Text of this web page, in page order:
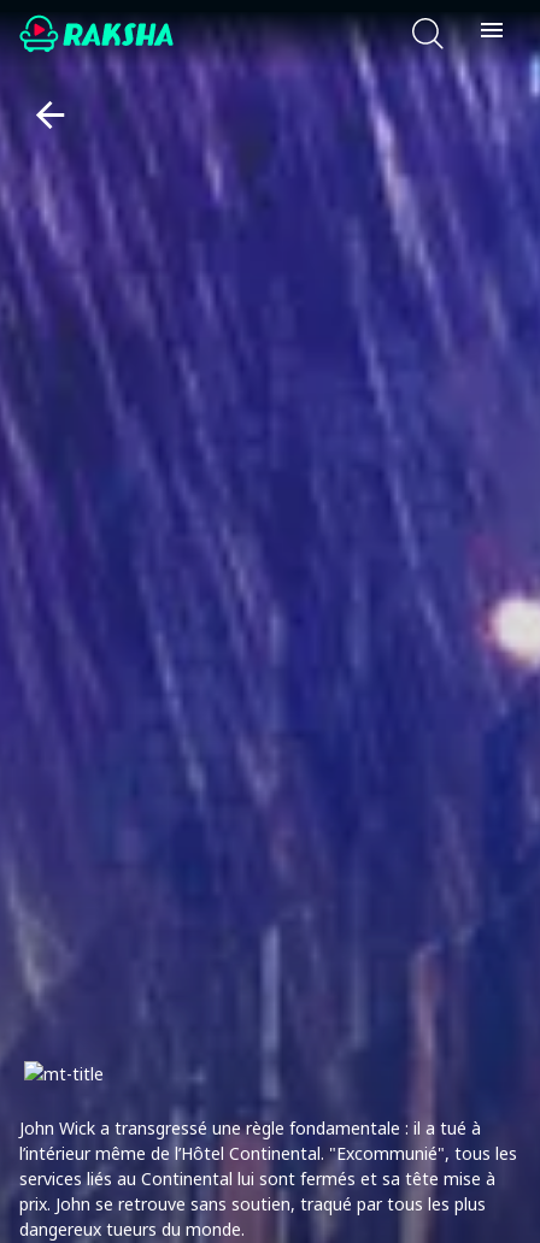
John Wick a transgressé une règle fondamentale : il a tué à
l’intérieur même de l’Hôtel Continental. "Excommunié", tous les
services liés au Continental lui sont fermés et sa tête mise à
prix. John se retrouve sans soutien, traqué par tous les plus
dangereux tueurs du monde.